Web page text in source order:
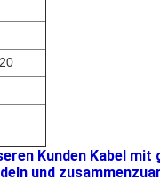
Kunden Kabel
und